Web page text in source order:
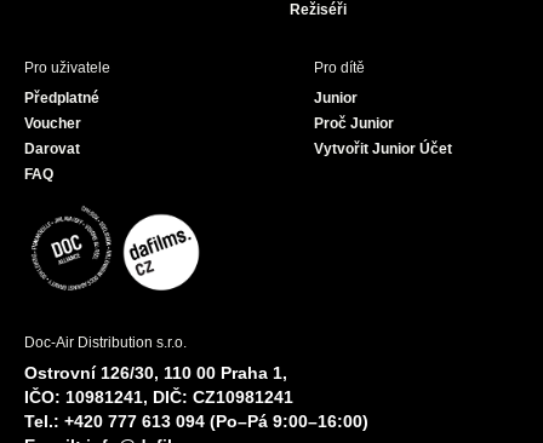
Režiséři
Pro uživatele
Předplatné
Voucher
Darovat
FAQ
Pro dítě
Junior
Proč Junior
Vytvořit Junior Účet
Doc-Air Distribution s.r.o.
Ostrovní 126/30, 110 00 Praha 1,
IČO: 10981241, DIČ: CZ10981241
Tel.: +420 777 613 094 (Po–Pá 9:00–16:00)